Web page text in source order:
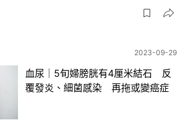
2023-09-29
血尿｜5旬婦膀胱有4厘米結石 反
覆發炎、細菌感染 再拖或變癌症